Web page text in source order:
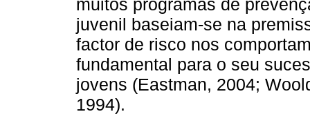
muitos programas de
juvenil baseiam-se na
factor de risco nos
fundamental para o seu
jovens (Eastman, 2004;
1994).